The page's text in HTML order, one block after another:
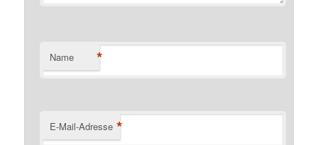
Name *
E-Mail-Adresse *